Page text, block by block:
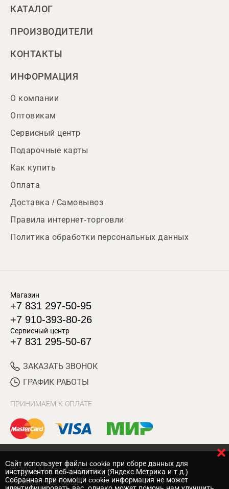
КАТАЛОГ
ПРОИЗВОДИТЕЛИ
КОНТАКТЫ
ИНФОРМАЦИЯ
О компании
Оптовикам
Сервисный центр
Подарочные карты
Как купить
Оплата
Доставка / Самовывоз
Правила интернет-торговли
Политика обработки персональных данных
Магазин
+7 831 297-50-95
+7 910-393-80-26
Сервисный центр
+7 831 295-50-67
ЗАКАЗАТЬ ЗВОНОК
ГРАФИК РАБОТЫ
ПРИНИМАЕМ К ОПЛАТЕ
© 2017 Магазин Хозяин
Нижний Новгород
Cайт использует файлы cookie при сборе данных для
инструментов веб-аналитики (Яндекс.Метрика и т.д.)
Собранная при помощи cookie информация не может